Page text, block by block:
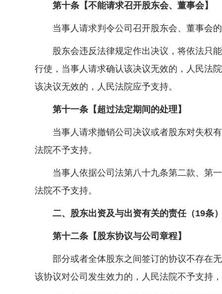
第十条【不能请求召开股东会、董事会】
当事人请求判令公司召开股东会、董事会的
股东会违反法律规定作出决议，将依法只能
行使，当事人请求确认该决议无效的，人民法
该决议无效的，人民法院应予支持。
第十一条【超过法定期间的处理】
当事人请求撤销公司决议或者股东对失权有
法院不予支持。
当事人依据公司法第八十九条第二款、第一
法院不予支持。
二、股东出资及与出资有关的责任（19条
第十二条【股东协议与公司章程】
部分或者全体股东之间签订的协议不存在无
该协议对公司发生效力的，人民法院不予支持